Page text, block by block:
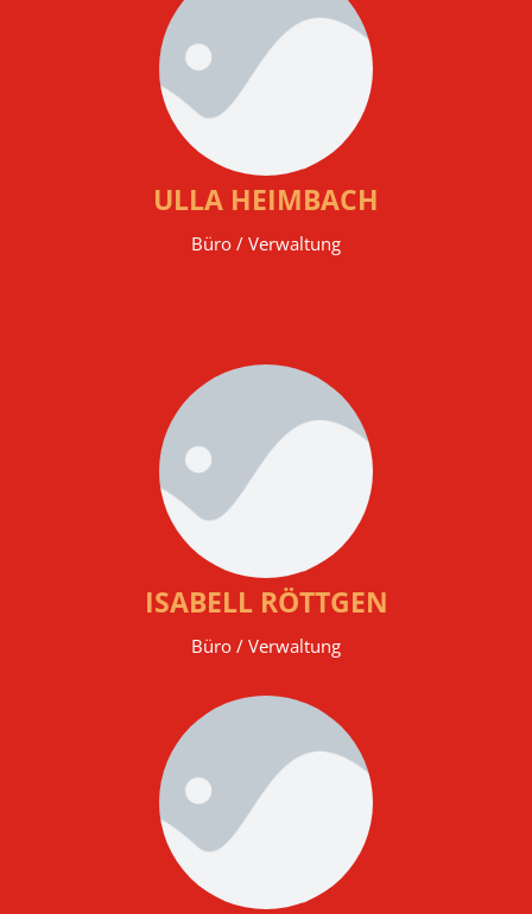
ULLA HEIMBACH
Büro / Verwaltung
ISABELL RÖTTGEN
Büro / Verwaltung